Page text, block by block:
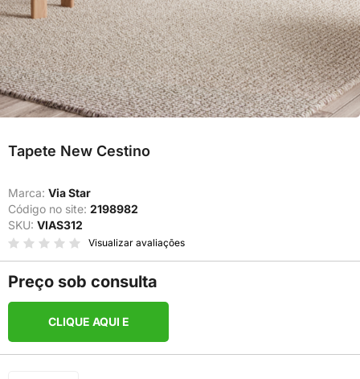
Tapete New Cestino
Marca: Via Star
Código no site: 2198982
SKU: VIAS312
Visualizar avaliações
Preço sob consulta
CLIQUE AQUI E